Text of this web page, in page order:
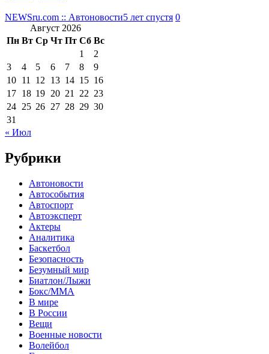
NEWSru.com :: Автоновости5 лет спустя 0
Август 2026
Пн Вт Ср Чт Пт Сб Вс
1
2
3
4 5 6 7 8
9
10 11 12 13 14 15 16
17 18 19 20 21 22 23
24 25 26 27 28 29 30
31
« Июл
Рубрики
Автоновости
Автособытия
Автоспорт
Автоэксперт
Актеры
Аналитика
Баскетбол
Безопасность
Безумный мир
Биатлон/Лыжи
Бокс/MMA
В мире
В России
Вещи
Военные новости
Волейбол